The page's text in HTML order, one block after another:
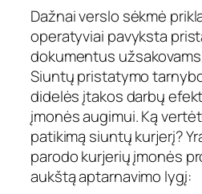
Dažnai verslo sėkmė
operatyviai pavyksta
dokumentus
Siuntų pristatymo
didelės įtakos darbų
įmonės augimui. Ką
patikimą siuntų kurjerį?
parodo kurjerių įmonės
aukštą aptarnavimo lygį: